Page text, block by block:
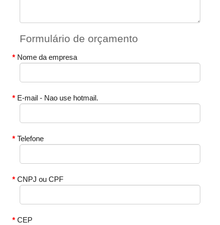
Formulário de orçamento
Nome da empresa
E-mail - Nao use hotmail.
Telefone
CNPJ ou CPF
CEP